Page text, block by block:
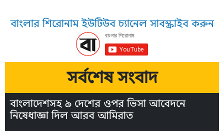
বাংলার শিরোনাম ইউটিউব চ্যানেল সাবস্ক্রাইব করুন
সর্বশেষ সংবাদ
বাংলাদেশসহ ৯ দেশের ওপর ভিসা আবেদনে
নিষেধাজ্ঞা দিল আরব আমিরাত